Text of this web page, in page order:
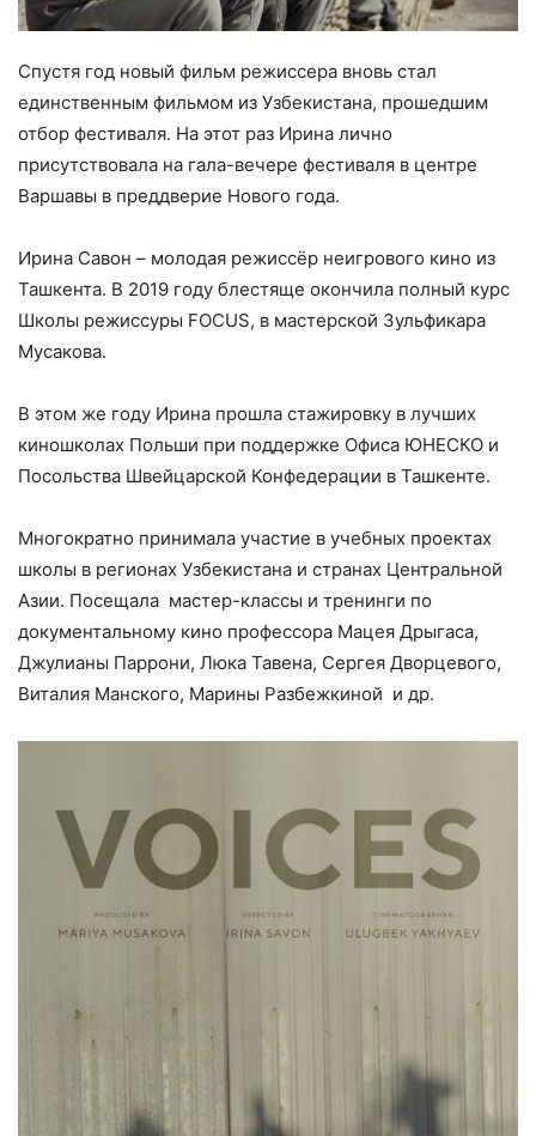
Спустя год новый фильм режиссера вновь стал
единственным фильмом из Узбекистана, прошедшим
отбор фестиваля. На этот раз Ирина лично
присутствовала на гала-вечере фестиваля в центре
Варшавы в преддверие Нового года.
Ирина Савон – молодая режиссёр неигрового кино из
Ташкента. В 2019 году блестяще окончила полный курс
Школы режиссуры FOCUS, в мастерской Зульфикара
Мусакова.
В этом же году Ирина прошла стажировку в лучших
киношколах Польши при поддержке Офиса ЮНЕСКО и
Посольства Швейцарской Конфедерации в Ташкенте.
Многократно принимала участие в учебных проектах
школы в регионах Узбекистана и странах Центральной
Азии. Посещала мастер-классы и тренинги по
документальному кино профессора Мацея Дрыгаса,
Джулианы Паррони, Люка Тавена, Сергея Дворцевого,
Виталия Манского, Марины Разбежкиной и др.